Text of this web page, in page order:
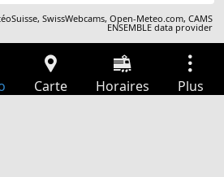
,SwissWebcams,Open-Meteo.com,CAMS
ENSEMBLE data provider
Carte Horaires Plus